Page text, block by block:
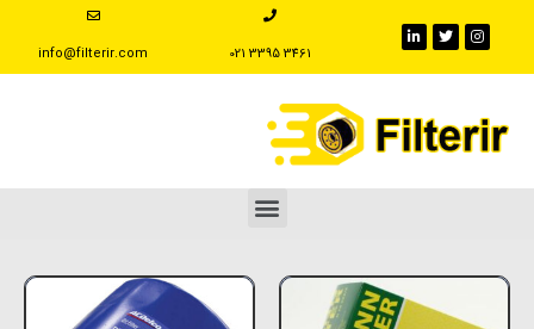
‪021 3395 3461
info@filterir.com